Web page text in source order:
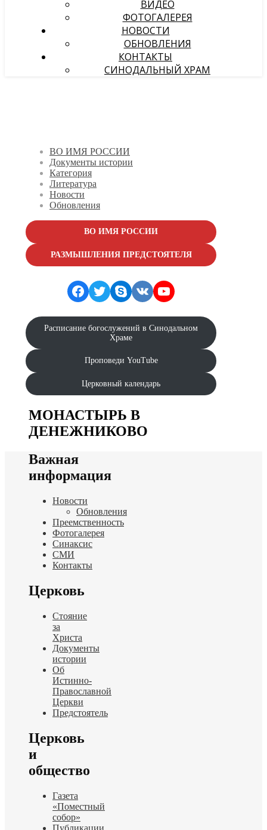
ВИДЕО
ФОТОГАЛЕРЕЯ
НОВОСТИ
ОБНОВЛЕНИЯ
КОНТАКТЫ
СИНОДАЛЬНЫЙ ХРАМ
ВО ИМЯ РОССИИ
Документы истории
Категория
Литература
Новости
Обновления
ВО ИМЯ РОССИИ
РАЗМЫШЛЕНИЯ ПРЕДСТОЯТЕЛЯ
Facebook
Twitter
Skype
VKYouTube
Расписание богослужений в Синодальном
Храме
Проповеди YouTube
Церковный календарь
МОНАСТЫРЬ В
ДЕНЕЖНИКОВО
Важная
информация
Новости
Обновления
Преемственность
Фотогалерея
Синаксис
СМИ
Контакты
Церковь
Стояние
за
Христа
Документы
истории
Об
Истинно-
Православной
Церкви
Предстоятель
Церковь
и
общество
Газета
«Поместный
собор»
Публикации